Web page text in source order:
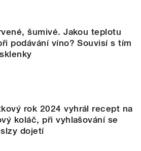
šumivé. Jakou teplotu
podávání víno? Souvisí s tím
rok 2024 vyhrál recept na
koláč, při vyhlašování se
dojetí